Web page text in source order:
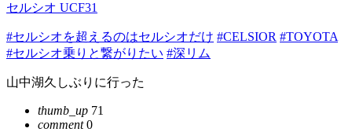
セルシオ UCF31
#セルシオを超えるのはセルシオだけ #CELSIOR #TOYOTA
#セルシオ乗りと繋がりたい #深リム
山中湖久しぶりに行った
thumb_up 71
comment0